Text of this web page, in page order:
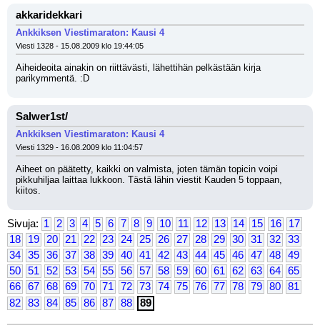
akkaridekkari
Ankkiksen Viestimaraton: Kausi 4
Viesti 1328 - 15.08.2009 klo 19:44:05
Aiheideoita ainakin on riittävästi, lähettihän pelkästään kirja
parikymmentä. :D
Salwer1st/
Ankkiksen Viestimaraton: Kausi 4
Viesti 1329 - 16.08.2009 klo 11:04:57
Aiheet on päätetty, kaikki on valmista, joten tämän topicin voipi
pikkuhiljaa laittaa lukkoon. Tästä lähin viestit Kauden 5 toppaan,
kiitos.
Sivuja: 1 2 3 4 5 6 7 8 9 10 11 12 13 14 15 16
17
18
19 20 21 22 23 24 25 26 27 28 29 30 31 32
33
34
35 36 37 38 39 40 41 42 43 44 45 46 47 48
49
50
51 52 53 54 55 56 57 58 59 60 61 62 63 64
65
66
67 68 69 70 71 72 73 74 75 76 77 78 79 80
81
82
83 84 85 86 87 88 89